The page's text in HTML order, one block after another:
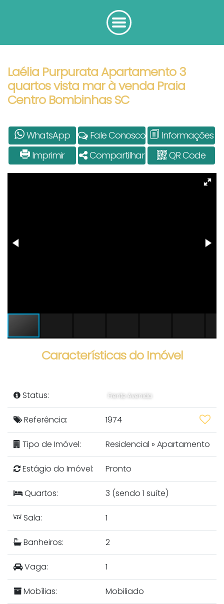
Laélia Purpurata Apartamento 3
quartos vista mar à venda Praia
Centro Bombinhas SC
WhatsApp Fale Conosco
Informações
Imprimir
Compartilhar QR Code
Características do Imóvel
Status: Frente Avenida
Referência: 1974
Tipo de Imóvel: Residencial » Apartamento
Estágio do Imóvel: Pronto
Quartos: 3 (sendo 1 suíte)
Sala: 1
Banheiros: 2
Vaga: 1
Mobílias: Mobiliado